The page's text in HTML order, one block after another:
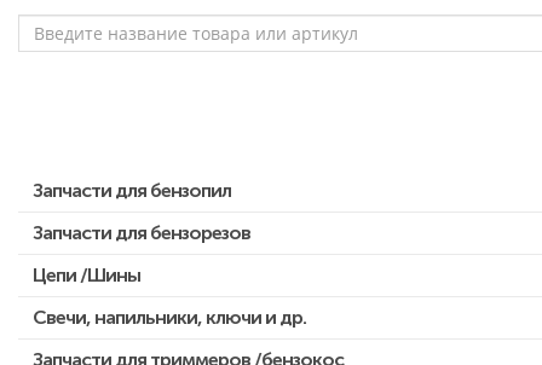
Запчасти для бензопил
Запчасти для бензопил Stihl
Запчасти для бензопил Husqvarna, Partner
Запчасти для Китайских бензопил
Запчасти для бензопил Oleo-mac, Echo и др.
Запчасти для бензорезов
Цепи /Шины
Свечи, напильники, ключи и др.
Запчасти для триммеров /бензокос